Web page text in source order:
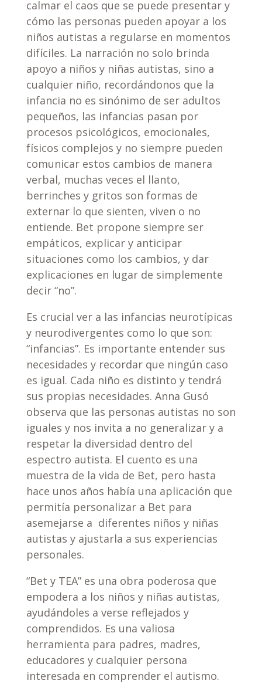
calmar el caos que se puede presentar y
cómo las personas pueden apoyar a los
niños autistas a regularse en momentos
difíciles. La narración no solo brinda
apoyo a niños y niñas autistas, sino a
cualquier niño, recordándonos que la
infancia no es sinónimo de ser adultos
pequeños, las infancias pasan por
procesos psicológicos, emocionales,
físicos complejos y no siempre pueden
comunicar estos cambios de manera
verbal, muchas veces el llanto,
berrinches y gritos son formas de
externar lo que sienten, viven o no
entiende. Bet propone siempre ser
empáticos, explicar y anticipar
situaciones como los cambios, y dar
explicaciones en lugar de simplemente
decir “no”.
Es crucial ver a las infancias neurotípicas
y neurodivergentes como lo que son:
“infancias”. Es importante entender sus
necesidades y recordar que ningún caso
es igual. Cada niño es distinto y tendrá
sus propias necesidades. Anna Gusó
observa que las personas autistas no son
iguales y nos invita a no generalizar y a
respetar la diversidad dentro del
espectro autista. El cuento es una
muestra de la vida de Bet, pero hasta
hace unos años había una aplicación que
permitía personalizar a Bet para
asemejarse a diferentes niños y niñas
autistas y ajustarla a sus experiencias
personales.
“Bet y TEA” es una obra poderosa que
empodera a los niños y niñas autistas,
ayudándoles a verse reflejados y
comprendidos. Es una valiosa
herramienta para padres, madres,
educadores y cualquier persona
interesada en comprender el autismo.